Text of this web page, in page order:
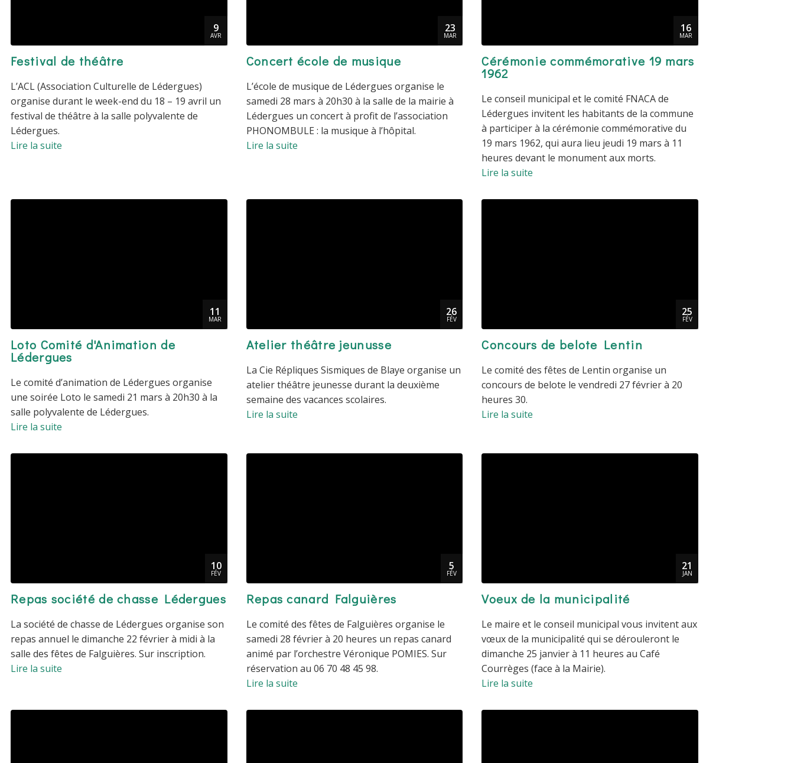
9
AVR
Festival de théâtre
L’ACL (Association Culturelle de Lédergues)
organise durant le week-end du 18 – 19 avril un
festival de théâtre à la salle polyvalente de
Lédergues.
Lire la suite
23
MAR
Concert école de musique
L’école de musique de Lédergues organise le
samedi 28 mars à 20h30 à la salle de la mairie à
Lédergues un concert à profit de l’association
PHONOMBULE : la musique à l’hôpital.
Lire la suite
16
MAR
Cérémonie commémorative 19 mars
1962
Le conseil municipal et le comité FNACA de
Lédergues invitent les habitants de la commune
à participer à la cérémonie commémorative du
19 mars 1962, qui aura lieu jeudi 19 mars à 11
heures devant le monument aux morts.
Lire la suite
11
MAR
Loto Comité d'Animation de
Lédergues
Le comité d’animation de Lédergues organise
une soirée Loto le samedi 21 mars à 20h30 à la
salle polyvalente de Lédergues.
Lire la suite
26
FÉV
Atelier théâtre jeunusse
La Cie Répliques Sismiques de Blaye organise un
atelier théâtre jeunesse durant la deuxième
semaine des vacances scolaires.
Lire la suite
25
FÉV
Concours de belote Lentin
Le comité des fêtes de Lentin organise un
concours de belote le vendredi 27 février à 20
heures 30.
Lire la suite
10
FÉV
Repas société de chasse Lédergues
La société de chasse de Lédergues organise son
repas annuel le dimanche 22 février à midi à la
salle des fêtes de Falguières. Sur inscription.
Lire la suite
5
FÉV
Repas canard Falguières
Le comité des fêtes de Falguières organise le
samedi 28 février à 20 heures un repas canard
animé par l’orchestre Véronique POMIES. Sur
réservation au 06 70 48 45 98.
Lire la suite
21
JAN
Voeux de la municipalité
Le maire et le conseil municipal vous invitent aux
vœux de la municipalité qui se dérouleront le
dimanche 25 janvier à 11 heures au Café
Courrèges (face à la Mairie).
Lire la suite